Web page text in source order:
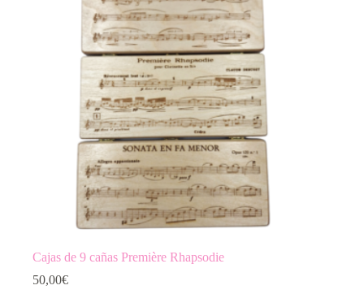
Cajas de 9 cañas Première Rhapsodie
50,00€